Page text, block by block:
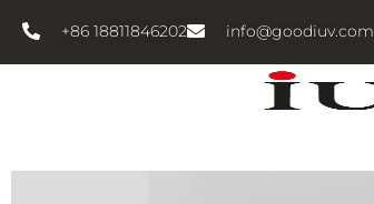
内
+86 18811846202 info@goodiuv.com